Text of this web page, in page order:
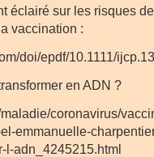
éclairé sur les risques
vaccination :
doi/epdf/10.1111/
en ADN ?
coronavirus/
emmanuelle-
l-adn_4245215.html